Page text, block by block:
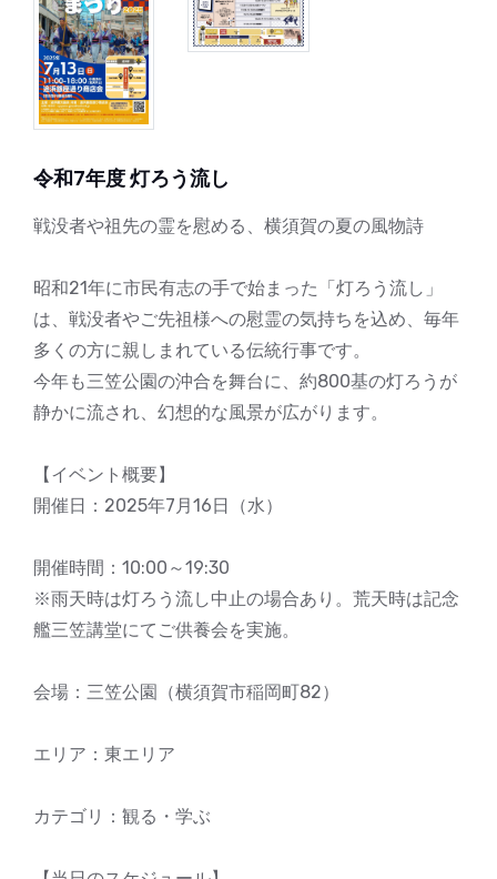
令和7年度 灯ろう流し
戦没者や祖先の霊を慰める、横須賀の夏の風物詩
昭和21年に市民有志の手で始まった「灯ろう流し」
は、戦没者やご先祖様への慰霊の気持ちを込め、毎年
多くの方に親しまれている伝統行事です。
今年も三笠公園の沖合を舞台に、約800基の灯ろうが
静かに流され、幻想的な風景が広がります。
【イベント概要】
開催日：2025年7月16日（水）
開催時間：10:00～19:30
※雨天時は灯ろう流し中止の場合あり。荒天時は記念
艦三笠講堂にてご供養会を実施。
会場：三笠公園（横須賀市稲岡町82）
エリア：東エリア
カテゴリ：観る・学ぶ